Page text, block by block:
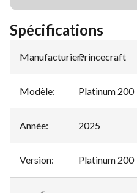
Spécifications
Manufacturier:
Princecraft
Modèle: Platinum 200
Année: 2025
Version: Platinum 200